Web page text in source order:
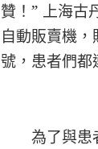
贊！” 上海古
自動販賣機
號，患者們都
為了與患者